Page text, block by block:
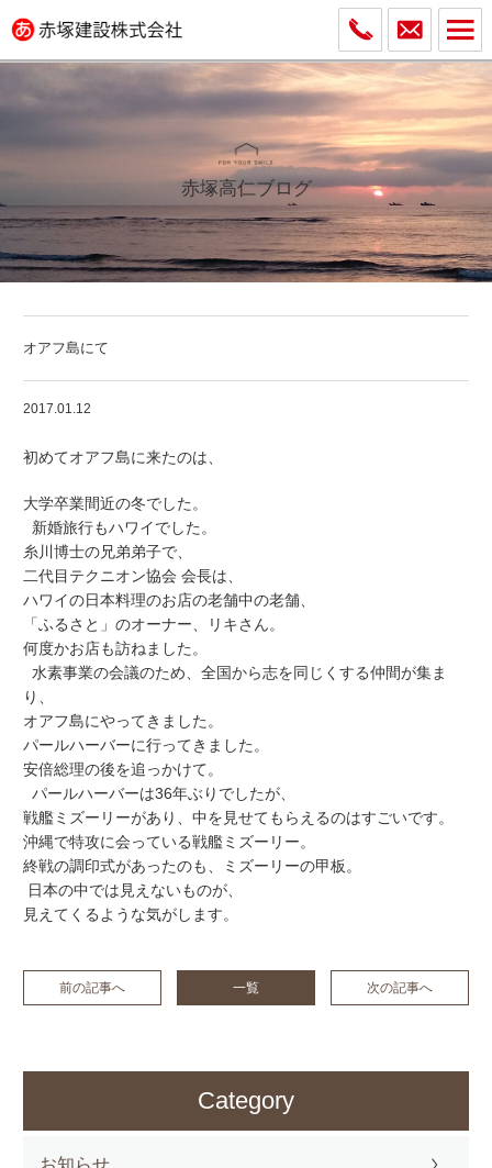
赤塚高仁ブログ
オアフ島にて
2017.01.12
初めてオアフ島に来たのは、
大学卒業間近の冬でした。
新婚旅行もハワイでした。
糸川博士の兄弟弟子で、
二代目テクニオン協会 会長は、
ハワイの日本料理のお店の老舗中の老舗、
「ふるさと」のオーナー、リキさん。
何度かお店も訪ねました。
水素事業の会議のため、全国から志を同じくする仲間が集ま
り、
オアフ島にやってきました。
パールハーバーに行ってきました。
安倍総理の後を追っかけて。
パールハーバーは36年ぶりでしたが、
戦艦ミズーリーがあり、中を見せてもらえるのはすごいです。
沖縄で特攻に会っている戦艦ミズーリー。
終戦の調印式があったのも、ミズーリーの甲板。
日本の中では見えないものが、
見えてくるような気がします。
前の記事へ 一覧 次の記事へ
Category
お知らせ